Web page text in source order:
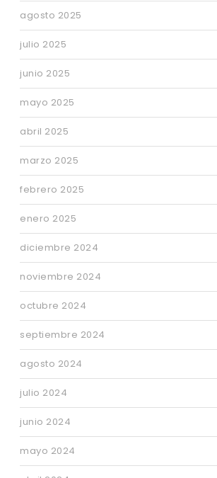
agosto 2025
julio 2025
junio 2025
mayo 2025
abril 2025
marzo 2025
febrero 2025
enero 2025
diciembre 2024
noviembre 2024
octubre 2024
septiembre 2024
agosto 2024
julio 2024
junio 2024
mayo 2024